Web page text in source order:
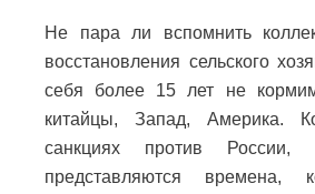
Не пара ли вспомнить
восстановления сельского
себя более 15 лет не
китайцы, Запад, Америка.
санкциях против
представляются времена,